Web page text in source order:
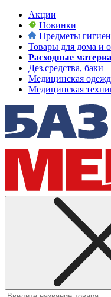
Акции
Новинки
Предметы
Товары для дома и
Расходные
Дез.средства, баки
Медицинская
Медицинская